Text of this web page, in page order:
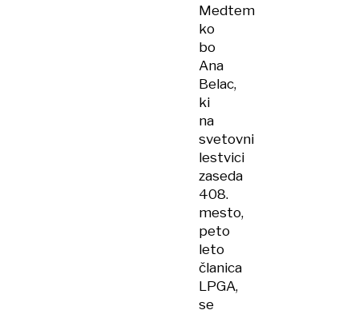
Medtem
ko
bo
Ana
Belac,
ki
na
svetovni
lestvici
zaseda
408.
mesto,
peto
leto
članica
LPGA,
se